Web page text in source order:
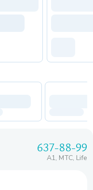
637-88-99
A1, МТС, Life